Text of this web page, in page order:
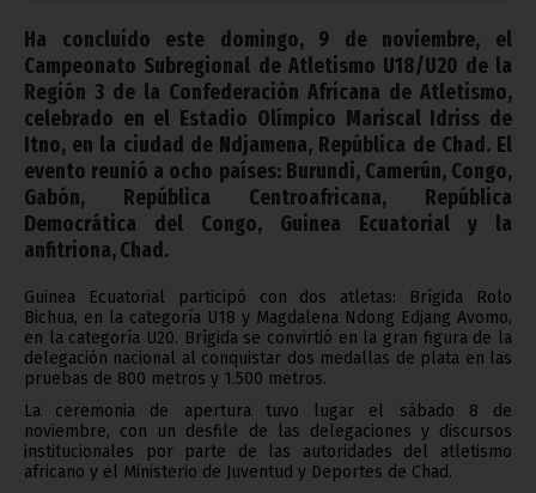
Ha concluido este domingo, 9 de noviembre, el
Campeonato Subregional de Atletismo U18/U20 de la
Región 3 de la Confederación Africana de Atletismo,
celebrado en el Estadio Olímpico Mariscal Idriss de
Itno, en la ciudad de Ndjamena, República de Chad. El
evento reunió a ocho países: Burundi, Camerún, Congo,
Gabón, República Centroafricana, República
Democrática del Congo, Guinea Ecuatorial y la
anfitriona, Chad.
Guinea Ecuatorial participó con dos atletas: Brígida Rolo
Bichua, en la categoría U18 y Magdalena Ndong Edjang Avomo,
en la categoría U20. Brígida se convirtió en la gran figura de la
delegación nacional al conquistar dos medallas de plata en las
pruebas de 800 metros y 1.500 metros.
La ceremonia de apertura tuvo lugar el sábado 8 de
noviembre, con un desfile de las delegaciones y discursos
institucionales por parte de las autoridades del atletismo
africano y el Ministerio de Juventud y Deportes de Chad.